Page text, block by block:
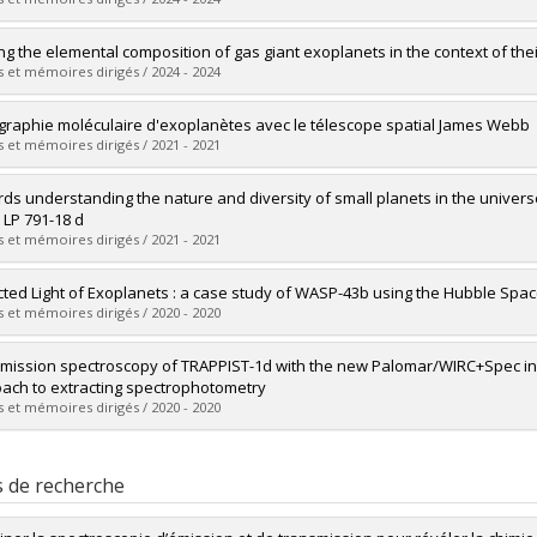
obtenu :Ph. D.
le document dans Papyrus
:Piaulet, Caroline
Doctorat
obtenu :Ph. D.
le document dans Papyrus
the elemental composition of gas giant exoplanets in the context of
et mémoires dirigés / 2024 - 2024
: Pelletier, Stefan
Doctorat
obtenu :Ph. D.
le document dans Papyrus
moléculaire d'exoplanètes avec le télescope spatial James Webb
et mémoires dirigés / 2021 - 2021
:Coulombe, Louis-Philippe
Maîtrise
obtenu :M. Sc.
le document dans Papyrus
understanding the nature and diversity of small planets in the
791-18 d
et mémoires dirigés / 2021 - 2021
:Peterson, Merrin
Maîtrise
obtenu :M. Sc.
le document dans Papyrus
Light of Exoplanets : a case study of WASP-43b using the Hubble
et mémoires dirigés / 2020 - 2020
:Gupta, Prashansa
Maîtrise
obtenu :M. Sc.
le document dans Papyrus
spectroscopy of TRAPPIST-1d with the new Palomar/
to extracting spectrophotometry
et mémoires dirigés / 2020 - 2020
Maîtrise
obtenu :M. Sc.
le document dans Papyrus
de recherche